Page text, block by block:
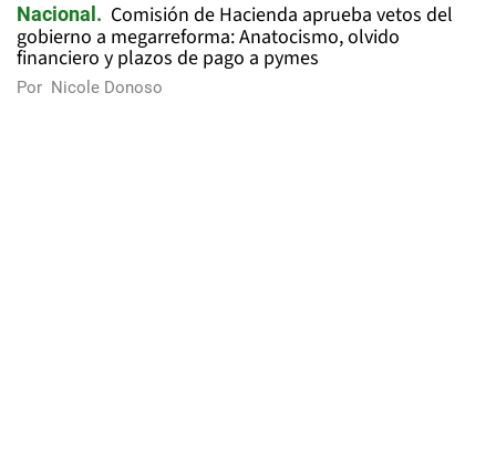
Nacional
Comisión de Hacienda aprueba vetos del
gobierno a megarreforma: Anatocismo, olvido
financiero y plazos de pago a pymes
Por Nicole Donoso